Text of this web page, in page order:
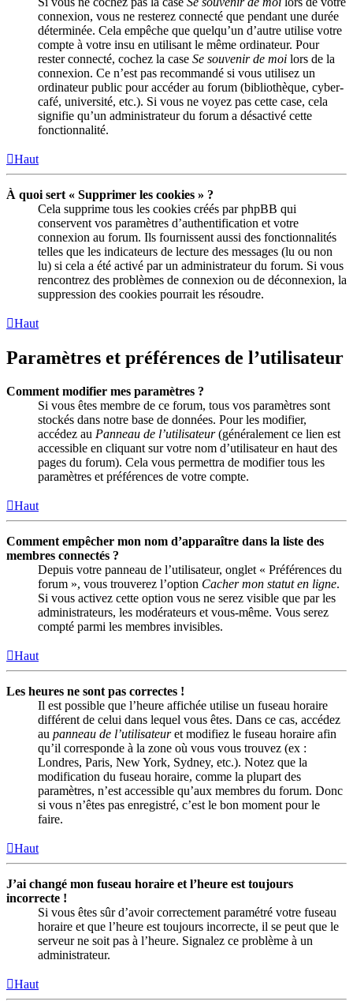
connexion, vous ne resterez connecté que pendant une durée
déterminée. Cela empêche que quelqu’un d’autre utilise votre
compte à votre insu en utilisant le même ordinateur. Pour
rester connecté, cochez la case Se souvenir de moi lors de la
connexion. Ce n’est pas recommandé si vous utilisez un
ordinateur public pour accéder au forum (bibliothèque, cyber-
café, université, etc.). Si vous ne voyez pas cette case, cela
signifie qu’un administrateur du forum a désactivé cette
fonctionnalité.
Haut
À quoi sert « Supprimer les cookies » ?
Cela supprime tous les cookies créés par phpBB qui
conservent vos paramètres d’authentification et votre
connexion au forum. Ils fournissent aussi des fonctionnalités
telles que les indicateurs de lecture des messages (lu ou non
lu) si cela a été activé par un administrateur du forum. Si vous
rencontrez des problèmes de connexion ou de déconnexion, la
suppression des cookies pourrait les résoudre.
Haut
Paramètres et préférences de l’utilisateur
Comment modifier mes paramètres ?
Si vous êtes membre de ce forum, tous vos paramètres sont
stockés dans notre base de données. Pour les modifier,
accédez au Panneau de l’utilisateur(généralement ce lien est
accessible en cliquant sur votre nom d’utilisateur en haut des
pages du forum). Cela vous permettra de modifier tous les
paramètres et préférences de votre compte.
Haut
Comment empêcher mon nom d’apparaître dans la liste des
membres connectés ?
Depuis votre panneau de l’utilisateur, onglet « Préférences du
forum », vous trouverez l’option Cacher mon statut en ligne.
Si vous activez cette option vous ne serez visible que par les
administrateurs, les modérateurs et vous-même. Vous serez
compté parmi les membres invisibles.
Haut
Les heures ne sont pas correctes !
Il est possible que l’heure affichée utilise un fuseau horaire
différent de celui dans lequel vous êtes. Dans ce cas, accédez
au panneau de l’utilisateuret modifiez le fuseau horaire afin
qu’il corresponde à la zone où vous vous trouvez (ex :
Londres, Paris, New York, Sydney, etc.). Notez que la
modification du fuseau horaire, comme la plupart des
paramètres, n’est accessible qu’aux membres du forum. Donc
si vous n’êtes pas enregistré, c’est le bon moment pour le
faire.
Haut
J’ai changé mon fuseau horaire et l’heure est toujours
incorrecte !
Si vous êtes sûr d’avoir correctement paramétré votre fuseau
horaire et que l’heure est toujours incorrecte, il se peut que le
serveur ne soit pas à l’heure. Signalez ce problème à un
administrateur.
Haut